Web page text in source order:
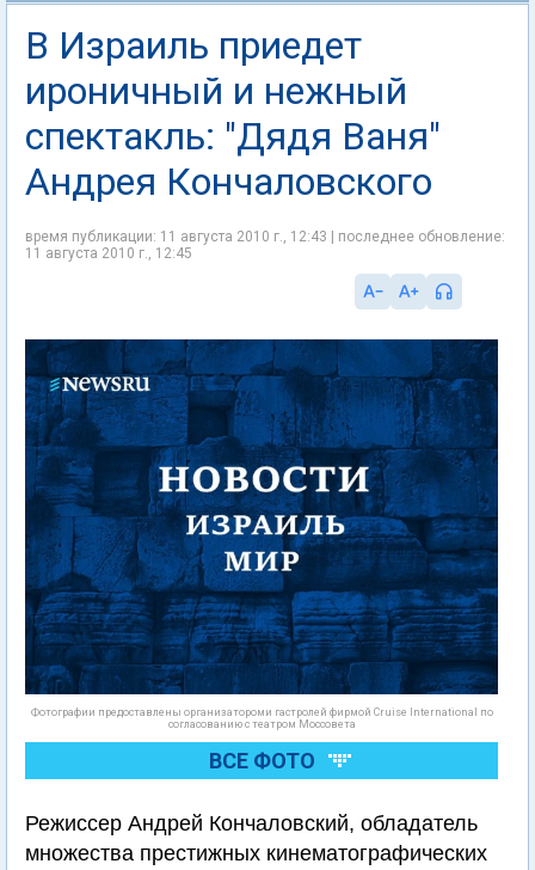
В Израиль приедет
ироничный и нежный
спектакль: "Дядя Ваня"
Андрея Кончаловского
время публикации: 11 августа 2010 г., 12:43 | последнее обновление:
11 августа 2010 г., 12:45
Фотографии предоставлены организатороми гастролей фирмой Cruise International по
согласованию с театром Моссовета
ВСЕ ФОТО
Режиссер Андрей Кончаловский, обладатель
множества престижных кинематографических